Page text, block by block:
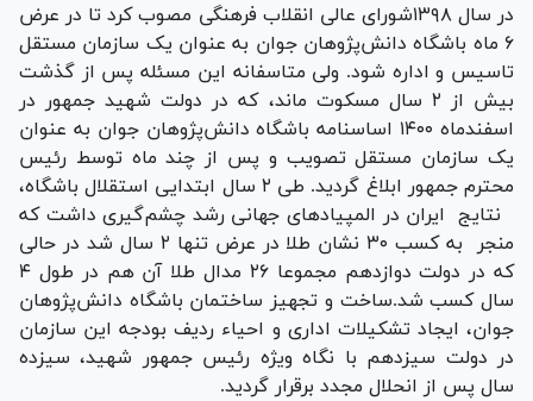
در سال ۱۳۹۸شورای عالی انقلاب فرهنگی مصوب کرد تا در عرض
۶ ماه باشگاه دانش‌پژوهان جوان به عنوان یک سازمان مستقل
تاسیس و اداره شود. ولی متاسفانه این مسئله پس از گذشت
بیش از ۲ سال مسکوت ماند، که در دولت شهید جمهور در
اسفندماه ۱۴۰۰ اساسنامه باشگاه دانش‌پژوهان جوان به عنوان
یک سازمان مستقل تصویب و پس از چند ماه توسط رئیس
محترم جمهور ابلاغ گردید. طی ۲ سال ابتدایی استقلال باشگاه،
نتایج ایران در المپیادهای جهانی رشد چشم‌گیری داشت که
منجر به کسب ۳۰ نشان طلا در عرض تنها ۲ سال شد در حالی
که در دولت دوازدهم مجموعا ۲۶ مدال طلا آن هم در طول ۴
سال کسب شد.ساخت و تجهیز ساختمان باشگاه دانش‌پژوهان
جوان، ایجاد تشکیلات اداری و احیاء ردیف بودجه این سازمان
در دولت سیزدهم با نگاه ویژه رئیس جمهور شهید، سیزده
سال پس از انحلال مجدد برقرار گردید.